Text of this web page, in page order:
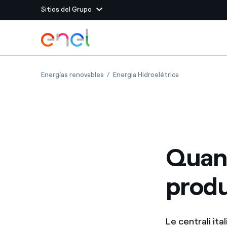
Sitios del Grupo
Sitios del Grupo
Enel Green Power
Un ecosistema global
Innovability® para
Maximizamos la
relación con nuestros
energía limpia
Dirígete al contenido principal
Energías renovablesQuanta energia idroelettrica si produce
Energia Hidroelétrica
Le centrali